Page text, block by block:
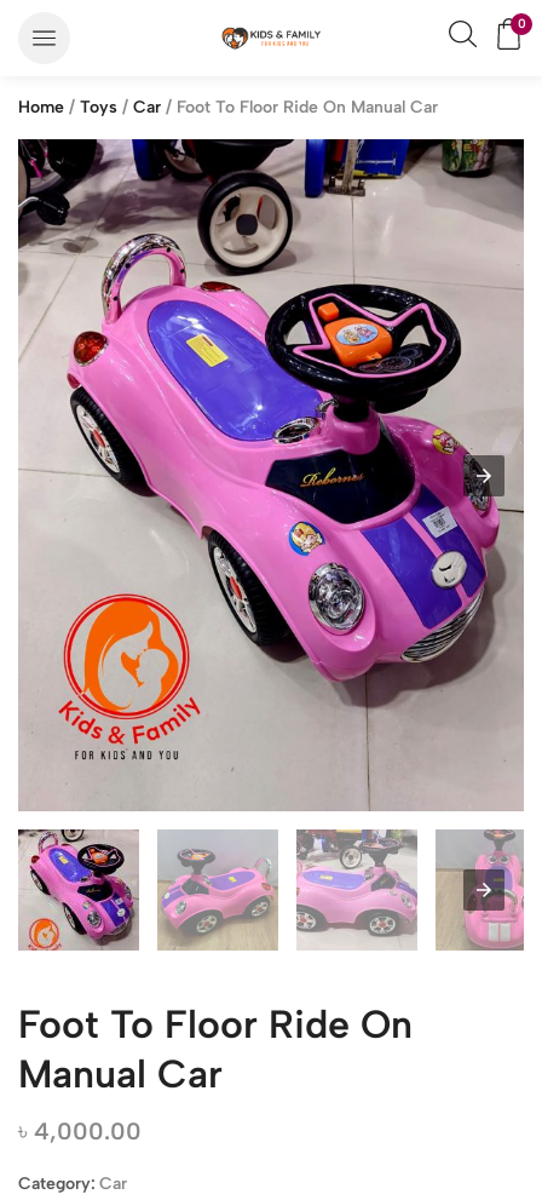
0
Home / Toys / Car / Foot To Floor Ride On Manual Car
Foot To Floor Ride On
Manual Car
৳ 4,000.00
Category: Car